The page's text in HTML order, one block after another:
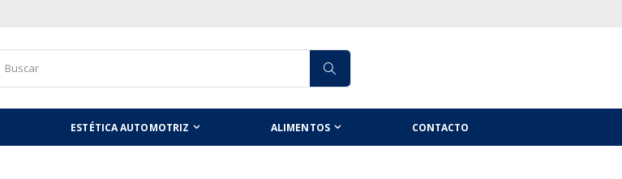
ESTÉTICA AUTOMOTRIZ ALIMENTOS CONTACTO